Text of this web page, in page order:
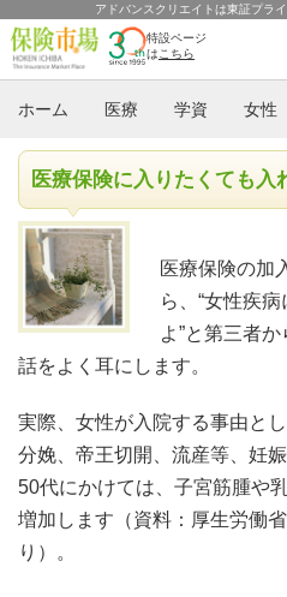
アドバンスクリエイトは東証プラ
特設ページ
は こちら
ホーム 医療 学資 女性
医療保険に入りたくても入
医療保険の加
ら、“女性疾
よ”と第三者
話をよく耳にします。
実際、女性が入院する事由と
分娩、帝王切開、流産等、妊
50代にかけては、子宮筋腫や
増加します（資料：厚生労働
り）。